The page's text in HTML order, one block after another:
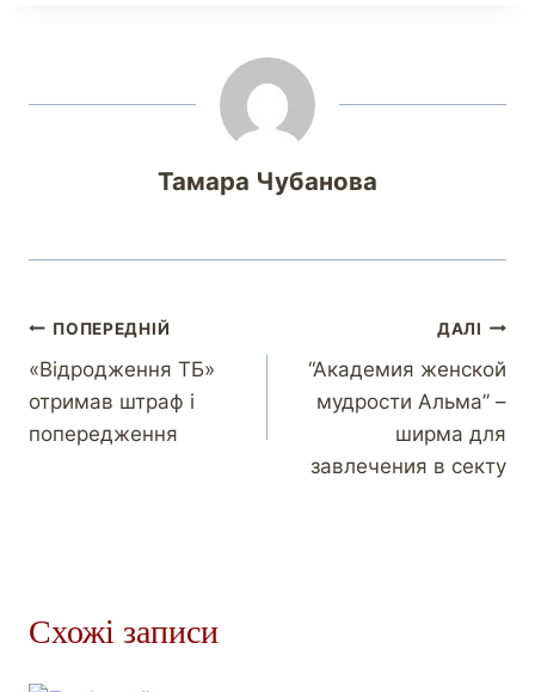
Тамара Чубанова
ПОПЕРЕДНІЙ
«Відродження ТБ»
отримав штраф і
попередження
ДАЛІ
“Академия женской
мудрости Альма” –
ширма для
завлечения в секту
Схожі записи